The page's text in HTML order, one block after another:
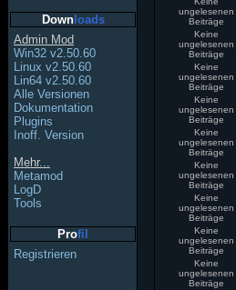
Downloads
Admin Mod
Win32 v2.50.60
Linux v2.50.60
Lin64 v2.50.60
Alle Versionen
Dokumentation
Plugins
Inoff. Version
Mehr...
Metamod
LogD
Tools
Profil
Registrieren
ungelesenen
Beiträge
Keine
ungelesenen
Beiträge
Keine
ungelesenen
Beiträge
Keine
ungelesenen
Beiträge
Keine
ungelesenen
Beiträge
Keine
ungelesenen
Beiträge
Keine
ungelesenen
Beiträge
Keine
ungelesenen
Beiträge
Keine
ungelesenen
Beiträge